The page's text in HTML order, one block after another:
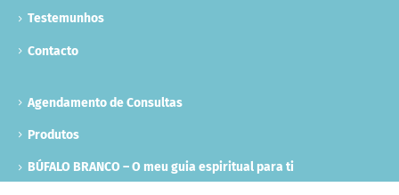
Testemunhos
Contacto
Agendamento de Consultas
Produtos
BÚFALO BRANCO – O meu guia espiritual para ti